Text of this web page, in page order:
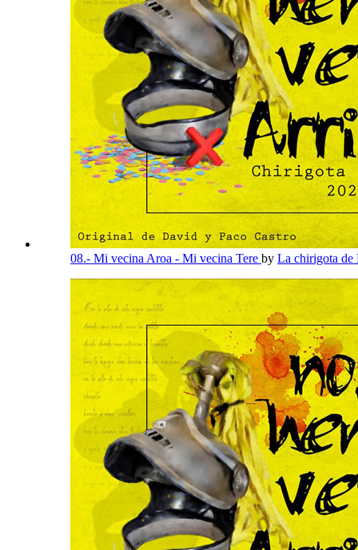
08.- Mi vecina Aroa - Mi vecina Tere by La chirigota